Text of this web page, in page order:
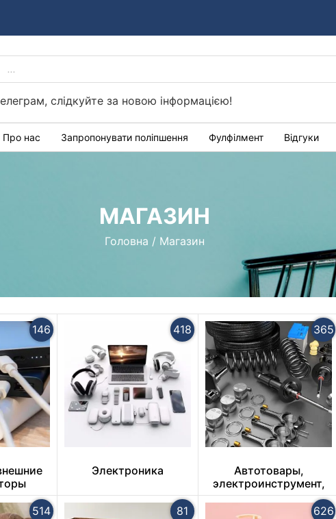
SEARCH
слідкуйте за новою інформацією!
Про нас Запропонувати поліпшення Фулфілмент Відгуки
МАГАЗИН
Головна / Магазин
146 418
Электроника
365
Автотовары,
электроинструмент,
ручной инструмент
514 81 626